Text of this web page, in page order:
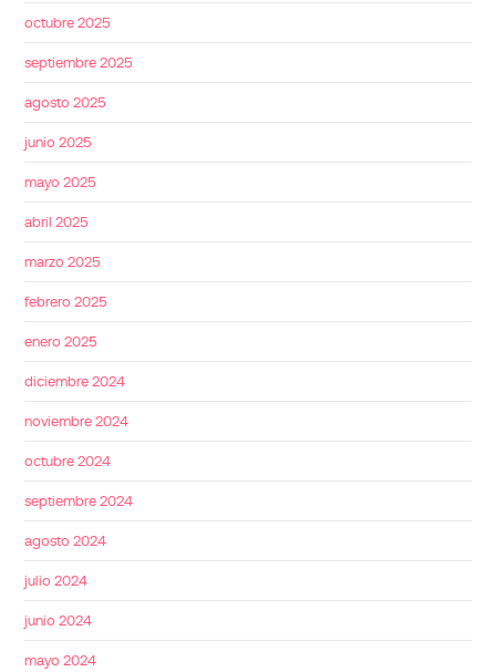
octubre 2025
septiembre 2025
agosto 2025
junio 2025
mayo 2025
abril 2025
marzo 2025
febrero 2025
enero 2025
diciembre 2024
noviembre 2024
octubre 2024
septiembre 2024
agosto 2024
julio 2024
junio 2024
mayo 2024